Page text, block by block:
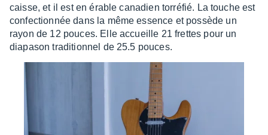
caisse, et il est en érable cana­dien torré­fié. La touche est
confec­tion­née dans la même essence et possède un
rayon de 12 pouces. Elle accueille 21 frettes pour un
diapa­son tradi­tion­nel de 25.5 pouces.